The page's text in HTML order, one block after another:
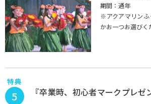
期間：通年
※アクアマリンふ
かお一つお選びく
特典
5 『卒業時、初心者マークプレゼ